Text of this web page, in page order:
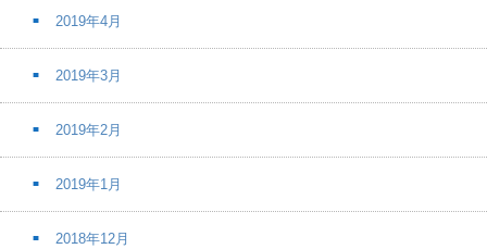
2019年4月
2019年3月
2019年2月
2019年1月
2018年12月